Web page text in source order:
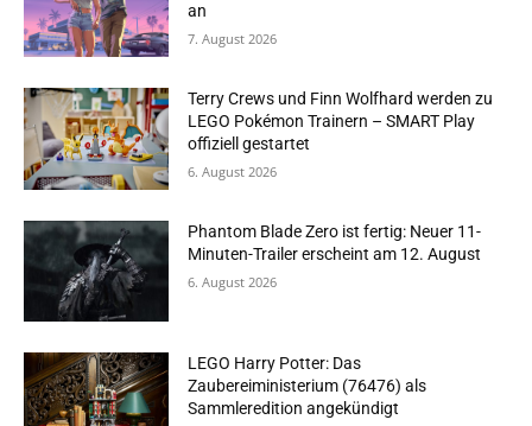
an
7. August 2026
Terry Crews und Finn Wolfhard werden zu
LEGO Pokémon Trainern – SMART Play
offiziell gestartet
6. August 2026
Phantom Blade Zero ist fertig: Neuer 11-
Minuten-Trailer erscheint am 12. August
6. August 2026
LEGO Harry Potter: Das
Zaubereiministerium (76476) als
Sammleredition angekündigt